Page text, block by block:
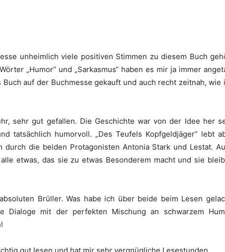
unheimlich viele positiven Stimmen zu diesem Buch
„Humor“ und „Sarkasmus“ haben es mir ja immer
auf der Buchmesse gekauft und auch recht zeitnah, wie
sehr gut gefallen. Die Geschichte war von der Idee her
tatsächlich humorvoll. „Des Teufels Kopfgeldjäger“ lebt
durch die beiden Protagonisten Antonia Stark und Lestat.
etwas, das sie zu etwas Besonderem macht und sie
Brüller. Was habe ich über beide beim Lesen
Dialoge mit der perfekten Mischung an schwarzem